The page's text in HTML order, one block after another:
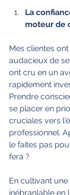
La
moteur de
Mes clientes
audacieux de
ont cru en un
rapidement
Prendre
se placer en
cruciales vers
professionnel.
le faites pas
fera ?
En cultivant
inébranlable en